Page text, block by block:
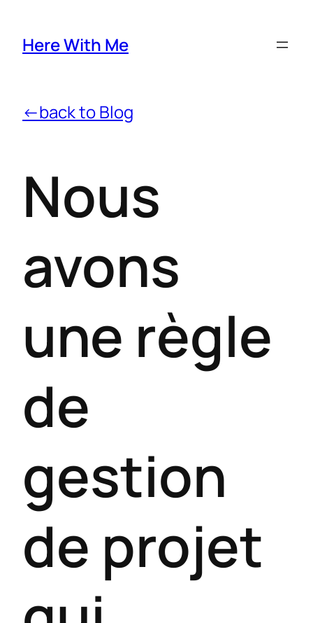
Here With Me
←back to Blog
Nous
avons
une règle
de
gestion
de projet